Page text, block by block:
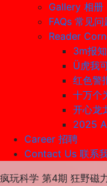
Gallery 相册
FAQs 常见问
Reader
3m报
Ü虎我
红色警
十万个
开心龙
2025
Career 招聘
Contact Us 联系
疯玩科学 第4期 狂野磁